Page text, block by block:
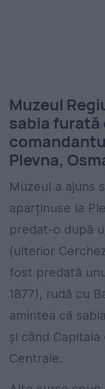
Muzeul
sabia
Plevna,
Muzeul a ajuns
aparținuse la
predat-o după
(ulterior
fost predată
1877), rudă cu
amintea că
și când
Centrale.